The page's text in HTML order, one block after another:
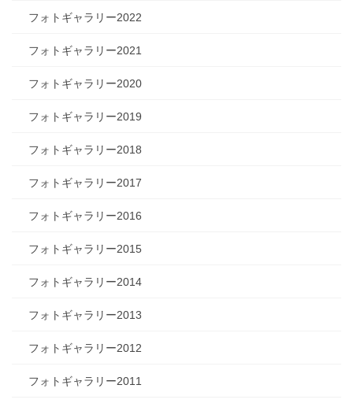
フォトギャラリー2022
フォトギャラリー2021
フォトギャラリー2020
フォトギャラリー2019
フォトギャラリー2018
フォトギャラリー2017
フォトギャラリー2016
フォトギャラリー2015
フォトギャラリー2014
フォトギャラリー2013
フォトギャラリー2012
フォトギャラリー2011